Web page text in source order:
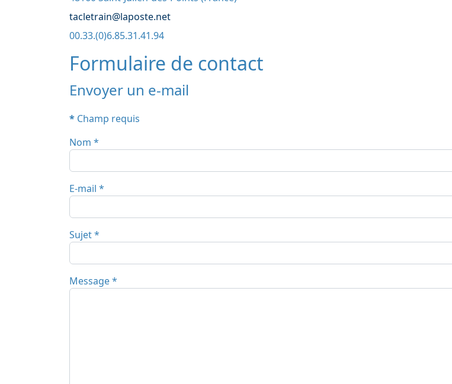
E-mail:
tacletrain@laposte.net
Téléphone:
00.33.(0)6.85.31.41.94
Formulaire de contact
Envoyer un e-mail
* Champ requis
Nom *
E-mail *
Sujet*
Message*